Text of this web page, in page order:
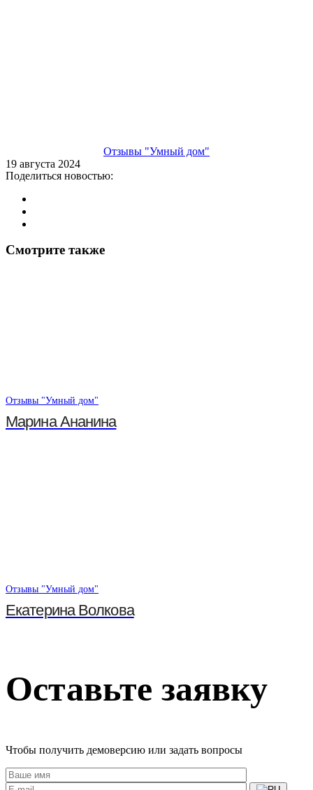
Отзывы "Умный дом"
19 августа 2024
Поделиться новостью:
Смотрите также
Отзывы "Умный дом"
Марина Ананина
Отзывы "Умный дом"
Екатерина Волкова
Оставьте заявку
Чтобы получить демоверсию или задать вопросы